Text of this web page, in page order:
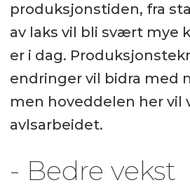
produksjonstiden, fra
av laks vil bli svært mye
er i dag.
endringer vil bidra med
men hoveddelen her vil
avlsarbeidet.
- Bedre vekst